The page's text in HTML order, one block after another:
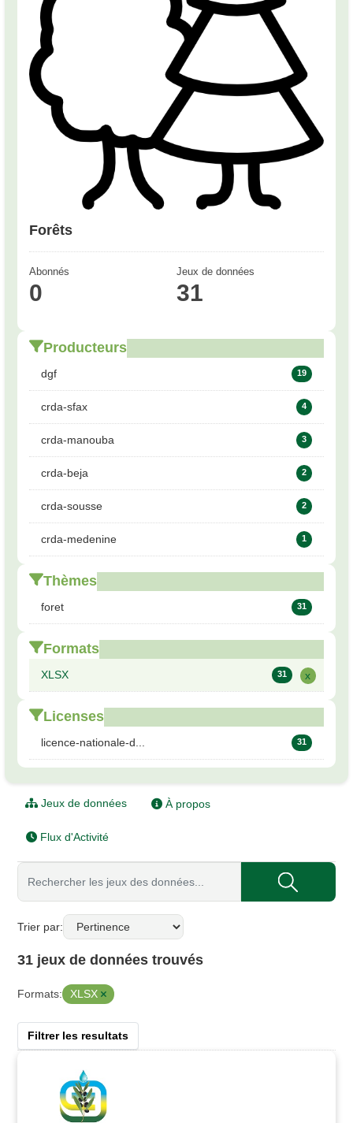
Forêts
Abonnés
0
Jeux de données
31
Producteurs
dgf 19
crda-sfax 4
crda-manouba 3
crda-beja 2
crda-sousse 2
crda-medenine 1
Thèmes
foret 31
Formats
XLSX 31 x
Licenses
licence-nationale-d... 31
Jeux de données À propos
Flux d'Activité
Trier par
31 jeux de données trouvés
Formats: XLSX
Filtrer les resultats